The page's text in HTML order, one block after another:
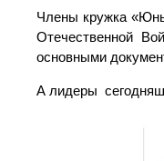
Члены кружка
Отечественной
основными
А лидеры